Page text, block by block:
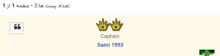
تعداد پست ها:2 • صفحه 1 از 1
Captain
Sami 1993